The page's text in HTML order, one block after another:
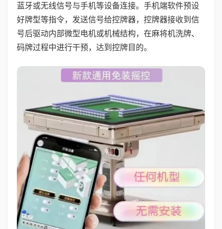
蓝牙或无线信号与手机等设备连接。手机端软件预设
好牌型等指令，发送信号给控牌器，控牌器接收到信
号后驱动内部微型电机或机械结构，在麻将机洗牌、
码牌过程中进行干预，达到控牌目的。